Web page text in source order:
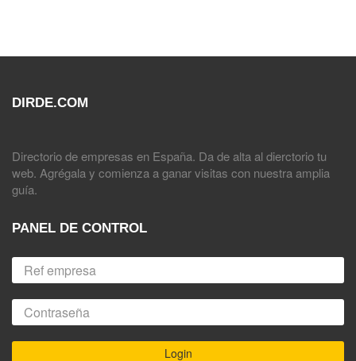
DIRDE.COM
Directorio de empresas en España. Da de alta al dierctorio tu
web. Agrégala y comienza a ganar visitas con nuestra amplia
guía.
PANEL DE CONTROL